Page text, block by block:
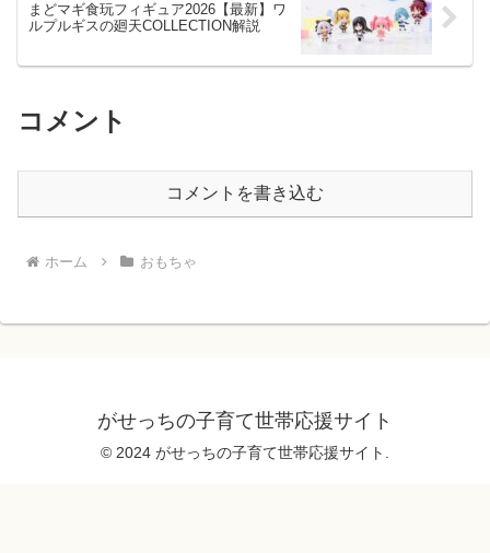
まどマギ食玩フィギュア2026【最新】ワ
ルプルギスの廻天COLLECTION解説
コメント
コメントを書き込む
ホーム おもちゃ
がせっちの子育て世帯応援サイト
© 2024 がせっちの子育て世帯応援サイト.